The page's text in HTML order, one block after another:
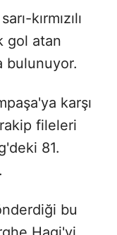
kırmızılı
gol atan
bulunuyor.
karşı
fileleri
81.
bu